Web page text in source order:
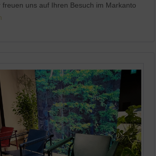
freuen uns auf Ihren Besuch im Markanto